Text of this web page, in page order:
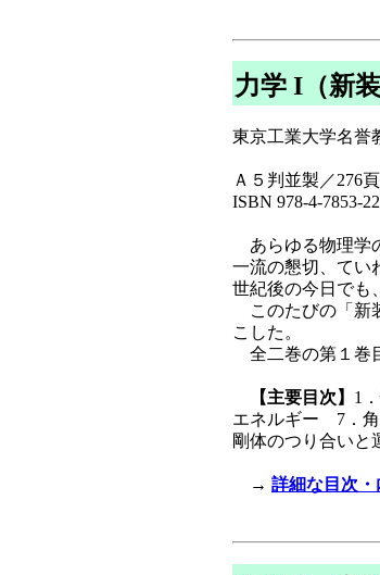
力学 I（新
東京工業大学名
Ａ５判並製／276
ISBN 978-4-7853-
あらゆる物理学
一流の懇切、てい
世紀後の今日でも
このたびの「新
こした。
全二巻の第１巻
【主要目次】 1
エネルギー 7．
剛体のつり合い
→ 詳細な目次